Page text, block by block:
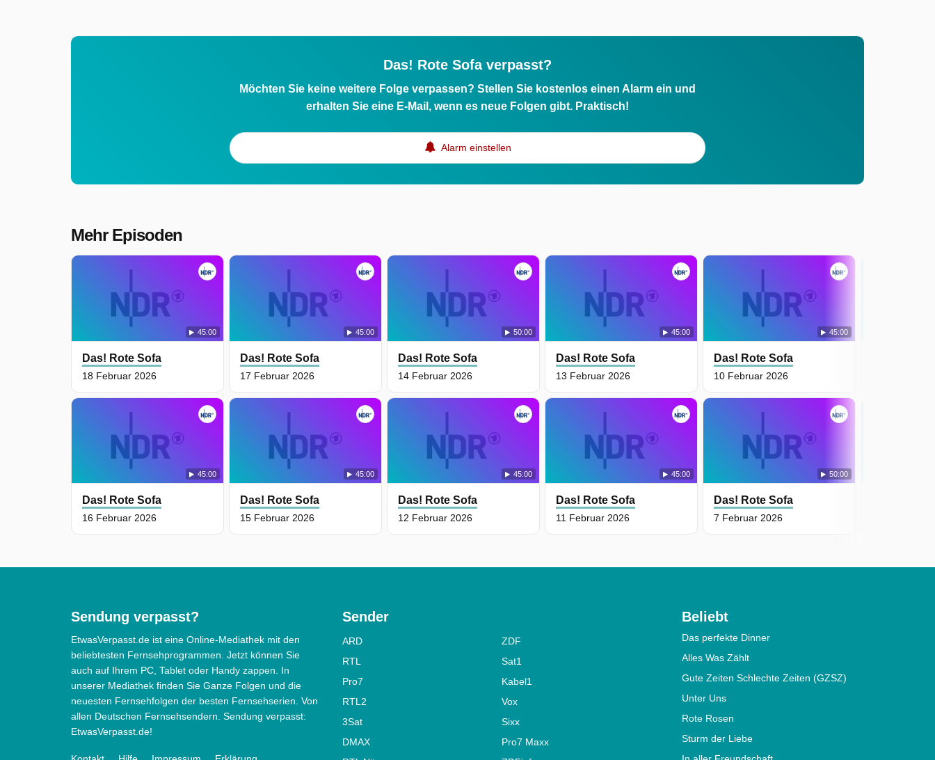
Das! Rote Sofa verpasst?
Möchten Sie keine weitere Folge verpassen? Stellen Sie kostenlos einen Alarm ein und
erhalten Sie eine E-Mail, wenn es neue Folgen gibt. Praktisch!
Alarm einstellen
Mehr Episoden
45:00
Das! Rote Sofa
18 Februar 2026
45:00
Das! Rote Sofa
17 Februar 2026
45:00
Das! Rote Sofa
16 Februar 2026
45:00
Das! Rote Sofa
15 Februar 2026
50:00
Das! Rote Sofa
14 Februar 2026
45:00
Das! Rote Sofa
13 Februar 2026
45:00
Das! Rote Sofa
12 Februar 2026
45:00
Das! Rote Sofa
11 Februar 2026
45:00
Das! Rote Sofa
10 Februar 2026
50:00
Das! Rote Sofa
7 Februar 2026
Sendung verpasst?
EtwasVerpasst.de ist eine Online-Mediathek mit den
beliebtesten Fernsehprogrammen. Jetzt können Sie
auch auf Ihrem PC, Tablet oder Handy zappen. In
unserer Mediathek finden Sie Ganze Folgen und die
neuesten Fernsehfolgen der besten Fernsehserien. Von
allen Deutschen Fernsehsendern. Sendung verpasst:
EtwasVerpasst.de!
Sender
ARD
ZDF
RTL
Sat1
Pro7
Kabel1
RTL2
Vox
3Sat
Sixx
DMAX
Pro7 Maxx
Beliebt
Das perfekte Dinner
Alles Was Zählt
Gute Zeiten Schlechte Zeiten (GZSZ)
Unter Uns
Rote Rosen
Sturm der Liebe